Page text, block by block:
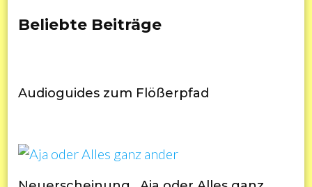
Beliebte Beiträge
Audioguides zum Flößerpfad